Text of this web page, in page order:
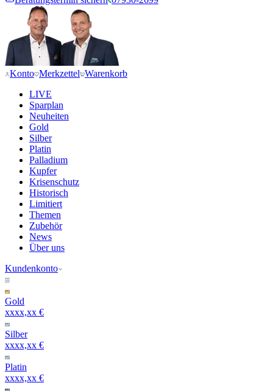
Konto Merkzettel Warenkorb
LIVE
Sparplan
Neuheiten
Gold
Silber
Platin
Palladium
Kupfer
Krisenschutz
Historisch
Limitiert
Themen
Zubehör
News
Über uns
Kundenkonto
Gold
xxxx,xx €
Silber
xxxx,xx €
Platin
xxxx,xx €